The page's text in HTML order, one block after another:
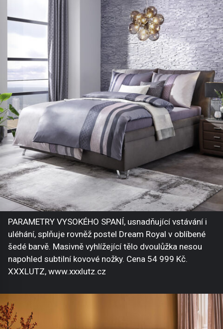
PARAMETRY VYSOKÉHO SPANÍ, usnadňující vstávání i
uléhání, splňuje rovněž postel Dream Royal v oblíbené
šedé barvě. Masivně vyhlížející tělo dvoulůžka nesou
napohled subtilní kovové nožky. Cena 54 999 Kč.
XXXLUTZ, www.xxxlutz.cz